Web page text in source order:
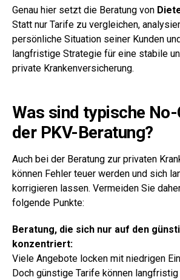
Genau hier setzt die Beratung von
Statt nur Tarife zu vergleichen,
persönliche Situation seiner Kunden
langfristige Strategie für eine stabile
private Krankenversicherung.
Was sind typische
der PKV-Beratung?
Auch bei der Beratung zur privaten
können Fehler teuer werden und sich
korrigieren lassen. Vermeiden Sie
folgende Punkte:
Beratung, die sich nur auf den
konzentriert:
Viele Angebote locken mit niedrigen
Doch günstige Tarife können